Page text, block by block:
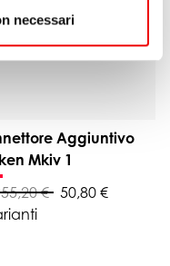
necessari
Aggiuntivo
Mkiv 1
55,20 € 50,80 €